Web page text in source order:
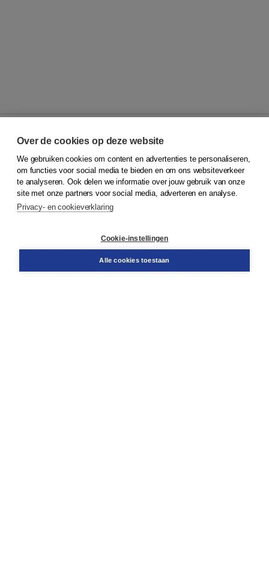
© 2026Koninklijke Boom uitgevers
Klantenservice
Service & informatie
Contact
Over de cookies op deze website
We gebruiken cookies om content en advertenties te personaliseren,
om functies voor social media te bieden en om ons websiteverkeer
te analyseren. Ook delen we informatie over jouw gebruik van onze
site met onze partners voor social media, adverteren en analyse.
Privacy- en cookieverklaring
Cookie-instellingen
Alle cookies toestaan